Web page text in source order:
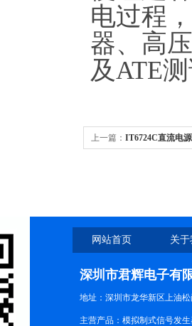
电过程
器、高
及ATE
上一篇： IT6724C直流电
网站首页 关
深圳市君辉电子有
地址：深圳市龙华新区上油松
主营产品：模拟制式信号发